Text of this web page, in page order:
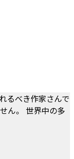
るべき作家さんで
ん。 世界中の多